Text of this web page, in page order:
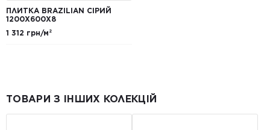
ПЛИТКА BRAZILIAN СІРИЙ
1200X600X8
1 312 грн/м²
ТОВАРИ З ІНШИХ КОЛЕКЦІЙ